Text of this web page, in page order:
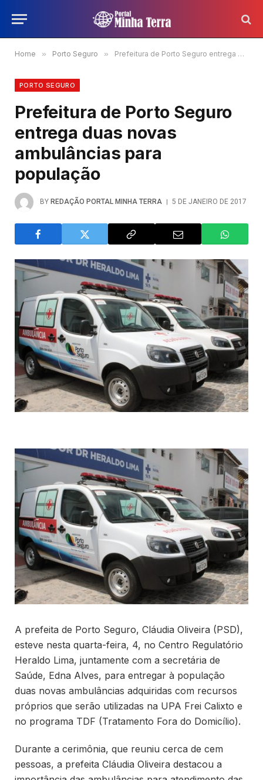
Home » Porto Seguro » Prefeitura de Porto Seguro entrega duas novas ambulâncias para população
PORTO SEGURO
Prefeitura de Porto Seguro
entrega duas novas
ambulâncias para
população
BY REDAÇÃO PORTAL MINHA TERRA 5 DE JANEIRO DE 2017
A prefeita de Porto Seguro, Cláudia Oliveira (PSD),
esteve nesta quarta-feira, 4, no Centro Regulatório
Heraldo Lima, juntamente com a secretária de
Saúde, Edna Alves, para entregar à população
duas novas ambulâncias adquiridas com recursos
próprios que serão utilizadas na UPA Frei Calixto e
no programa TDF (Tratamento Fora do Domicílio).
Durante a cerimônia, que reuniu cerca de cem
pessoas, a prefeita Cláudia Oliveira destacou a